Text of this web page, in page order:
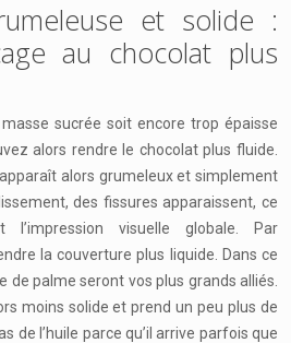
et solide :
au chocolat plus
sucrée soit encore trop épaisse
alors rendre le chocolat plus fluide.
alors grumeleux et simplement
des fissures apparaissent, ce
l’impression visuelle globale. Par
la couverture plus liquide. Dans ce
de palme seront vos plus grands alliés.
moins solide et prend un peu plus de
de l’huile parce qu’il arrive parfois que